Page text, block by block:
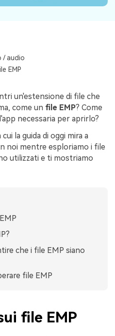
/ audio
EMP
un'estensione di file che
come un file EMP? Come
necessaria per aprirlo?
la guida di oggi mira a
noi mentre esploriamo i file
utilizzati e ti mostriamo
che i file EMP siano
file EMP
file EMP